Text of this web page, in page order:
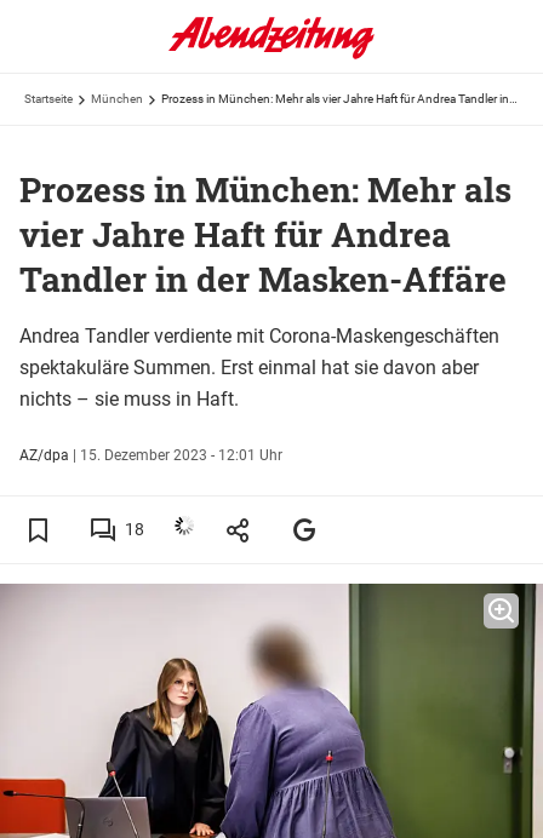
Startseite München
Prozess in München: Mehr als
vier Jahre Haft für Andrea
Tandler in der Masken-Affäre
Andrea Tandler verdiente mit Corona-Maskengeschäften
spektakuläre Summen. Erst einmal hat sie davon aber
nichts – sie muss in Haft.
AZ/dpa | 15. Dezember 2023 - 12:01 Uhr
18